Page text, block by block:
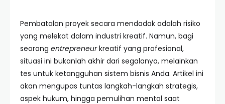
Pembatalan proyek secara mendadak adalah risiko
yang melekat dalam industri kreatif. Namun, bagi
seorang entrepreneurkreatif yang profesional,
situasi ini bukanlah akhir dari segalanya, melainkan
tes untuk ketangguhan sistem bisnis Anda. Artikel ini
akan mengupas tuntas langkah-langkah strategis,
aspek hukum, hingga pemulihan mental saat